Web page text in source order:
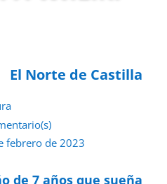
El Norte de Castilla
febrero de 2023
de 7 años que sueña